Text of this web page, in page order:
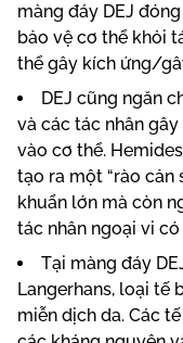
màng đáy DEJ
bảo vệ cơ thể khỏi
thể gây kích ứng/
DEJ cũng ngăn
và các tác nhân
vào cơ thể.
tạo ra một “rào cản
khuẩn lớn mà còn
tác nhân ngoại vi
Tại màng đáy
Langerhans, loại tế
miễn dịch da. Các